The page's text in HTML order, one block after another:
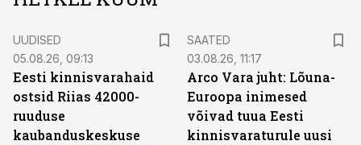
UUDISED
05.08.26, 09:13
Eesti kinnisvarahaid
ostsid Riias 42000-
ruuduse
kaubanduskeskuse
SAATED
03.08.26, 11:17
Arco Vara juht: Lõuna-
Euroopa inimesed
võivad tuua Eesti
kinnisvaraturule uusi